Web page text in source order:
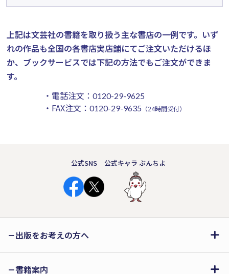
上記は文芸社の書籍を取り扱う主な書店の一例です。 いず
れの作品も全国の各書店実店舗にてご注文いただけるほ
か、ブックサービスでは下記の方法でもご注文ができま
す。
・電話注文： 0120-29-9625
・FAX注文： 0120-29-9635 （24時間受付）
公式SNS 公式キャラ ぶんちよ
出版をお考えの方へ
書籍案内